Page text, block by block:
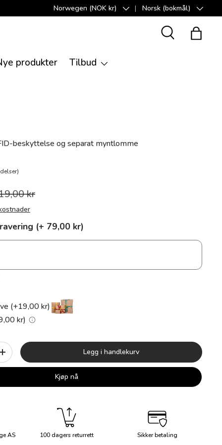
Land/Region
Norwegen (NOK kr) SpråkNorsk (bokmål)
Suche
produkter Tilbud
beskyttelse og separat myntlomme
kr
(+ 79,00 kr)
(+19,00 kr)
kr)
+ Legg i handlekurv
Kjøp nå
AS 100 dagers returrett Sikker betaling